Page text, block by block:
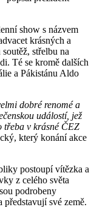
show s názvem
krásných a
střelbu na
Té se kromě dalších
a Pákistánu Aldo
dobré renomé a
událostí, jež
třeba v krásné ČEZ
který konání akce
postoupí vítězka a
z celého světa
podrobeny
představují své země.